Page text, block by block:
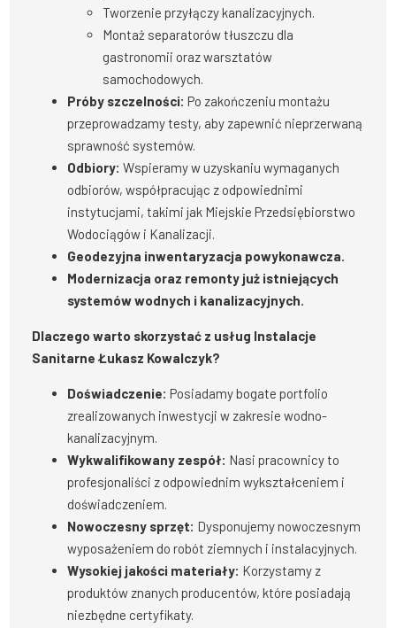
Tworzenie przyłączy kanalizacyjnych.
Montaż separatorów tłuszczu dla
gastronomii oraz warsztatów
samochodowych.
Próby szczelności: Po zakończeniu montażu
przeprowadzamy testy, aby zapewnić nieprzerwaną
sprawność systemów.
Odbiory: Wspieramy w uzyskaniu wymaganych
odbiorów, współpracując z odpowiednimi
instytucjami, takimi jak Miejskie Przedsiębiorstwo
Wodociągów i Kanalizacji.
Geodezyjna inwentaryzacja powykonawcza.
Modernizacja oraz remonty już istniejących
systemów wodnych i kanalizacyjnych.
Dlaczego warto skorzystać z usług Instalacje
Sanitarne Łukasz Kowalczyk?
Doświadczenie: Posiadamy bogate portfolio
zrealizowanych inwestycji w zakresie wodno-
kanalizacyjnym.
Wykwalifikowany zespół: Nasi pracownicy to
profesjonaliści z odpowiednim wykształceniem i
doświadczeniem.
Nowoczesny sprzęt: Dysponujemy nowoczesnym
wyposażeniem do robót ziemnych i instalacyjnych.
Wysokiej jakości materiały: Korzystamy z
produktów znanych producentów, które posiadają
niezbędne certyfikaty.